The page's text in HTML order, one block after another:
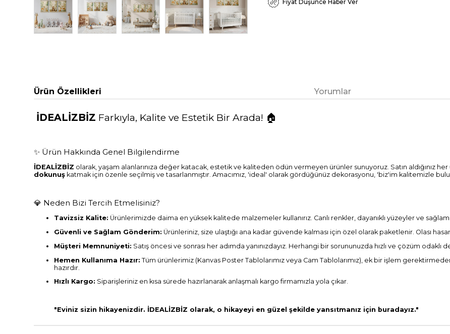
Fiyat Düşünce Haber Ver
Ürün Özellikleri Yorumlar
İDEALİZBİZ Farkıyla, Kalite ve Estetik Bir Arada! 🏠
✨ Ürün Hakkında Genel Bilgilendirme
İDEALİZBİZ olarak, yaşam alanlarınıza değer katacak, estetik ve kaliteden ödün vermeyen ürünler sunuyoruz. Satın aldığınız her
dokunuş katmak için özenle seçilmiş ve tasarlanmıştır. Amacımız, 'ideal' olarak gördüğünüz dekorasyonu, 'biz'im kalitemizle
💎 Neden Bizi Tercih Etmelisiniz?
Tavizsiz Kalite: Ürünlerimizde daima en yüksek kalitede malzemeler kullanırız. Canlı renkler, dayanıklı yüzeyler ve
Güvenli ve Sağlam Gönderim: Ürünleriniz, size ulaştığı ana kadar güvende kalması için özel olarak paketlenir. Olası
Müşteri Memnuniyeti: Satış öncesi ve sonrası her adımda yanınızdayız. Herhangi bir sorununuzda hızlı ve çözüm odaklı
Hemen Kullanıma Hazır: Tüm ürünlerimiz (Kanvas Poster Tablolarımız veya Cam Tablolarımız), ek bir işlem
hazırdır.
Hızlı Kargo: Siparişleriniz en kısa sürede hazırlanarak anlaşmalı kargo firmamızla yola çıkar.
"Eviniz sizin hikayenizdir. İDEALİZBİZ olarak, o hikayeyi en güzel şekilde yansıtmanız için buradayız."